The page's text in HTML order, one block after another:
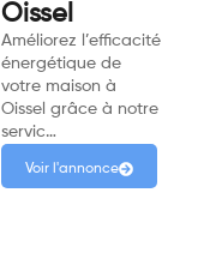
Oissel
Améliorez l’efficacité
énergétique de
votre maison à
Oissel grâce à notre
servic…
Voir l'annonce